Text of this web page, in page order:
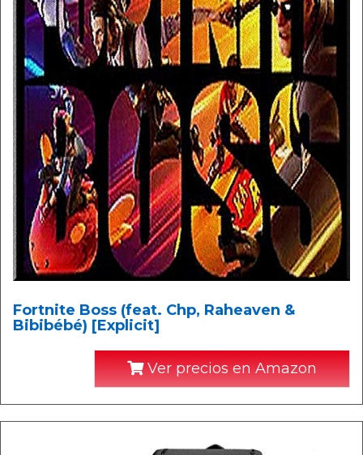
Fortnite Boss (feat. Chp, Raheaven &
Bibibébé) [Explicit]
Ver precios en Amazon